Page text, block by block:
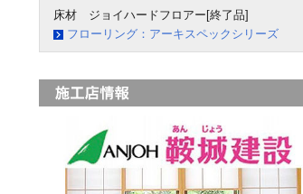
床材 ジョイハードフロアー[終了品]
フローリング：アーキスペックシリーズ